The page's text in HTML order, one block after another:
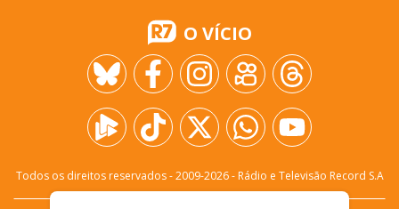
O VÍCIO
Todos os direitos reservados - 2009-2026- Rádio e Televisão Record S.A